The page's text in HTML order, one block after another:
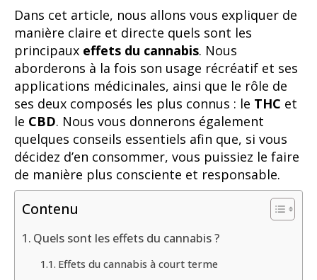
Dans cet article, nous allons vous expliquer de
manière claire et directe quels sont les
principaux effets du cannabis. Nous
aborderons à la fois son usage récréatif et ses
applications médicinales, ainsi que le rôle de
ses deux composés les plus connus : le THC et
le CBD. Nous vous donnerons également
quelques conseils essentiels afin que, si vous
décidez d’en consommer, vous puissiez le faire
de manière plus consciente et responsable.
Contenu
Quels sont les effets du cannabis ?
Effets du cannabis à court terme